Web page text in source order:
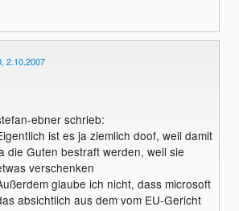
2.10.2007
ebner schrieb:
ist es ja ziemlich doof, weil damit
die Guten bestraft werden, weil sie
verschenken
glaube ich nicht, dass microsoft
absichtlich aus dem vom EU-Gericht